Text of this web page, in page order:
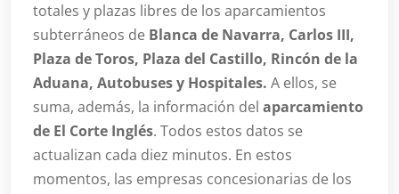
totales y plazas libres de los aparcamientos
subterráneos de Blanca de Navarra, Carlos III,
Plaza de Toros, Plaza del Castillo, Rincón de la
Aduana, Autobuses y Hospitales. A ellos, se
suma, además, la información del aparcamiento
de El Corte Inglés. Todos estos datos se
actualizan cada diez minutos. En estos
momentos, las empresas concesionarias de los